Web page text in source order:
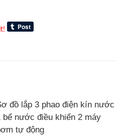
đồ lắp 3 phao điện kín nước
bể nước điều khiển 2 máy
tự động